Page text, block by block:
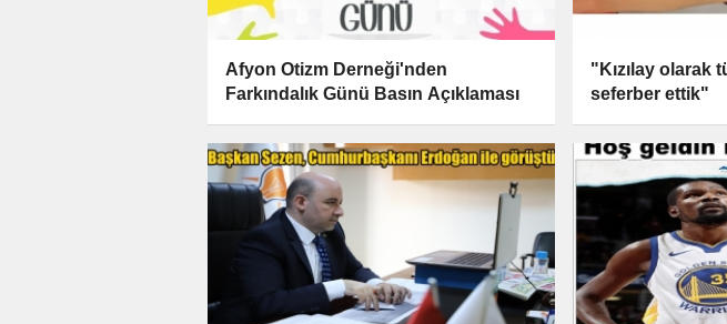
Afyon Otizm Derneği'nden
Farkındalık Günü Basın Açıklaması
"Kızılay olarak
seferber ettik"